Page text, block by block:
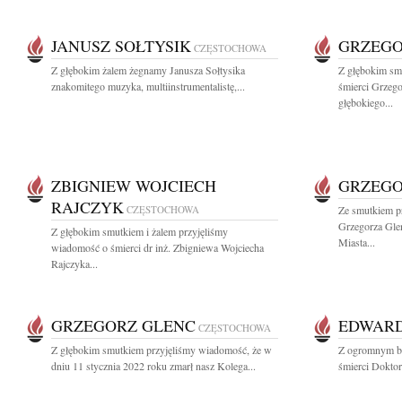
JANUSZ SOŁTYSIK CZĘSTOCHOWA
Z głębokim żalem żegnamy Janusza Sołtysika
znakomitego muzyka, multiinstrumentalistę,...
Z głębokim
śmierci
głębokiego...
ZBIGNIEW WOJCIECH
RAJCZYK CZĘSTOCHOWA
Z głębokim smutkiem i żalem przyjęliśmy
wiadomość o śmierci dr inż. Zbigniewa Wojciecha
Rajczyka...
Ze smutkiem
Grzegorza
Miasta...
GRZEGORZ GLENC CZĘSTOCHOWA
Z głębokim smutkiem przyjęliśmy wiadomość, że w
dniu 11 stycznia 2022 roku zmarł nasz Kolega...
Z ogromnym
śmierci